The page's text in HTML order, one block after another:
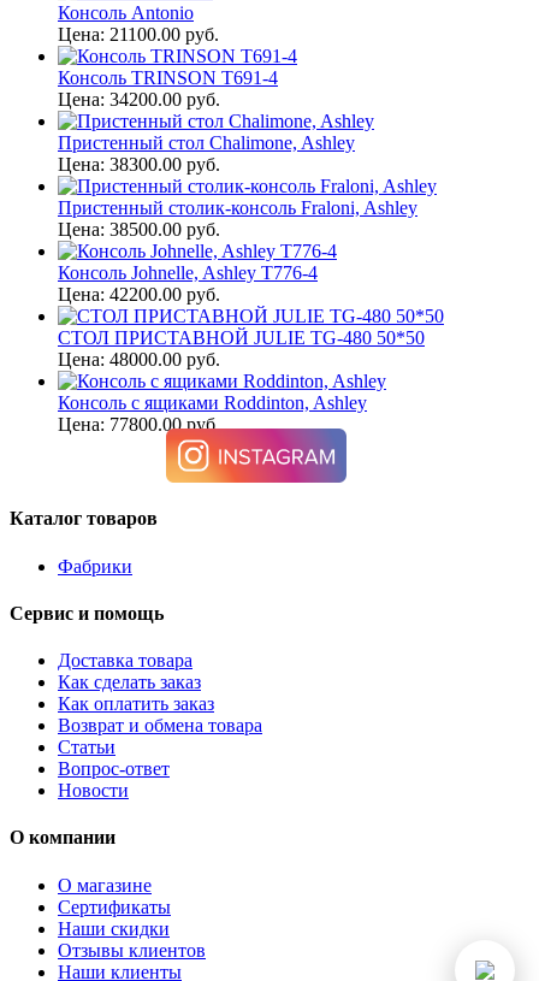
Консоль Antonio
Цена: 21100.00 руб.
Консоль TRINSON T691-4
Цена: 34200.00 руб.
Пристенный стол Chalimone, Ashley
Цена: 38300.00 руб.
Пристенный столик-консоль Fraloni, Ashley
Цена: 38500.00 руб.
Консоль Johnelle, Ashley T776-4
Цена: 42200.00 руб.
СТОЛ ПРИСТАВНОЙ JULIE TG-480 50*50
Цена: 48000.00 руб.
Консоль с ящиками Roddinton, Ashley
Цена: 77800.00 руб.
Каталог товаров
Фабрики
Сервис и помощь
Доставка товара
Как сделать заказ
Как оплатить заказ
Возврат и обмена товара
Статьи
Вопрос-ответ
Новости
О компании
О магазине
Сертификаты
Наши скидки
Отзывы клиентов
Наши клиенты